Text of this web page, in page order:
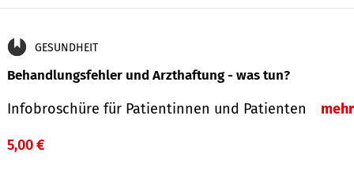
GESUNDHEIT
Behandlungsfehler und Arzthaftung - was tun?
Infobroschüre für Patientinnen und Patienten mehr
5,00 €